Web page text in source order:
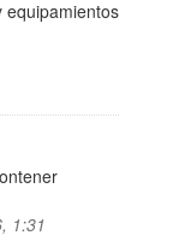
equipamientos
1:31